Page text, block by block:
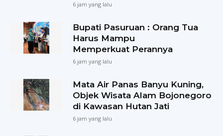
6 jam yang lalu
Bupati Pasuruan : Orang Tua
Harus Mampu
Memperkuat Perannya
6 jam yang lalu
Mata Air Panas Banyu Kuning,
Objek Wisata Alam Bojonegoro
di Kawasan Hutan Jati
6 jam yang lalu